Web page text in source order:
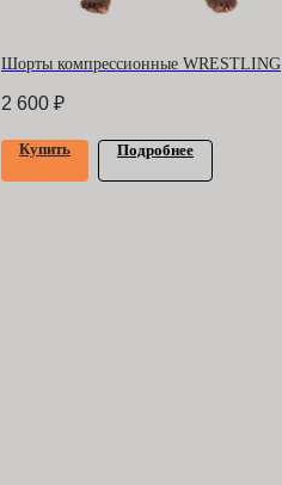
Шорты компрессионные WRESTLING
2 600 ₽
Купить Подробнее